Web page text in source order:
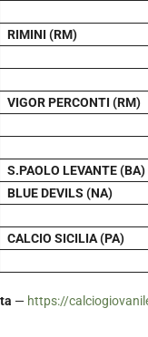
RIMINI (RM)
VIGOR PERCONTI (RM)
S.PAOLO LEVANTE (BA)
BLUE DEVILS (NA)
CALCIO SICILIA (PA)
— https://